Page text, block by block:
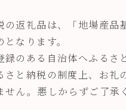
返礼品は、「地場産品
なります。
のある自治体へふるさ
さと納税の制度上、お礼
せん。悪しからずご了承